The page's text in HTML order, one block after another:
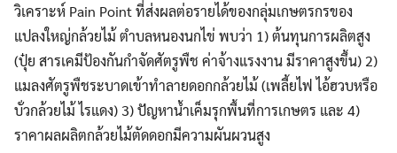
วิเคราะห์ Pain Point ที่ส่งผลต่อรายได้ของกลุ่มเกษตรกรของ
แปลงใหญ่กล้วยไม้ ตำบลหนองนกไข่ พบว่า 1) ต้นทุนการผลิตสูง
(ปุ๋ย สารเคมีป้องกันกำจัดศัตรูพืช ค่าจ้างแรงงาน มีราคาสูงขึ้น) 2)
แมลงศัตรูพืชระบาดเข้าทำลายดอกกล้วยไม้ (เพลี้ยไฟ ไอ้ฮวบหรือ
บั่วกล้วยไม้ ไรแดง) 3) ปัญหาน้ำเค็มรุกพื้นที่การเกษตร และ 4)
ราคาผลผลิตกล้วยไม้ตัดดอกมีความผันผวนสูง